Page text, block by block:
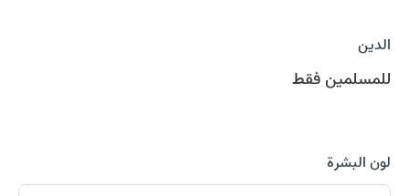
الدين
للمسلمين فقط
لون البشرة